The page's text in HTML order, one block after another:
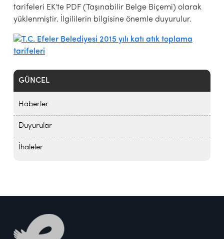
GÜNCEL
Haberler
Duyurular
İhaleler
tarifeleri EK'te PDF (Taşınabilir Belge Biçemi) olarak
yüklenmiştir. İlgililerin bilgisine önemle duyurulur.